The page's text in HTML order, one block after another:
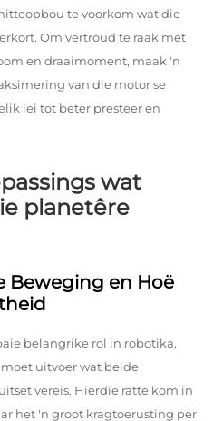
te voorkom wat die
Om vertroud te raak met
en draaimoment, maak 'n
van die motor se
lei tot beter presteer en
wat
planetêre
Beweging en Hoë
belangrike rol in robotika,
uitvoer wat beide
vereis. Hierdie ratte kom in
het 'n groot kragtoerusting per